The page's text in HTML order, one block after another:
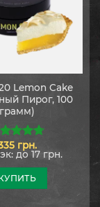
Lemon Cake
Пирог, 100
грамм)
из 5
грн.
до 17 грн.